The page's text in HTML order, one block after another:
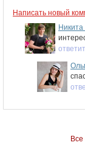
Написать новый